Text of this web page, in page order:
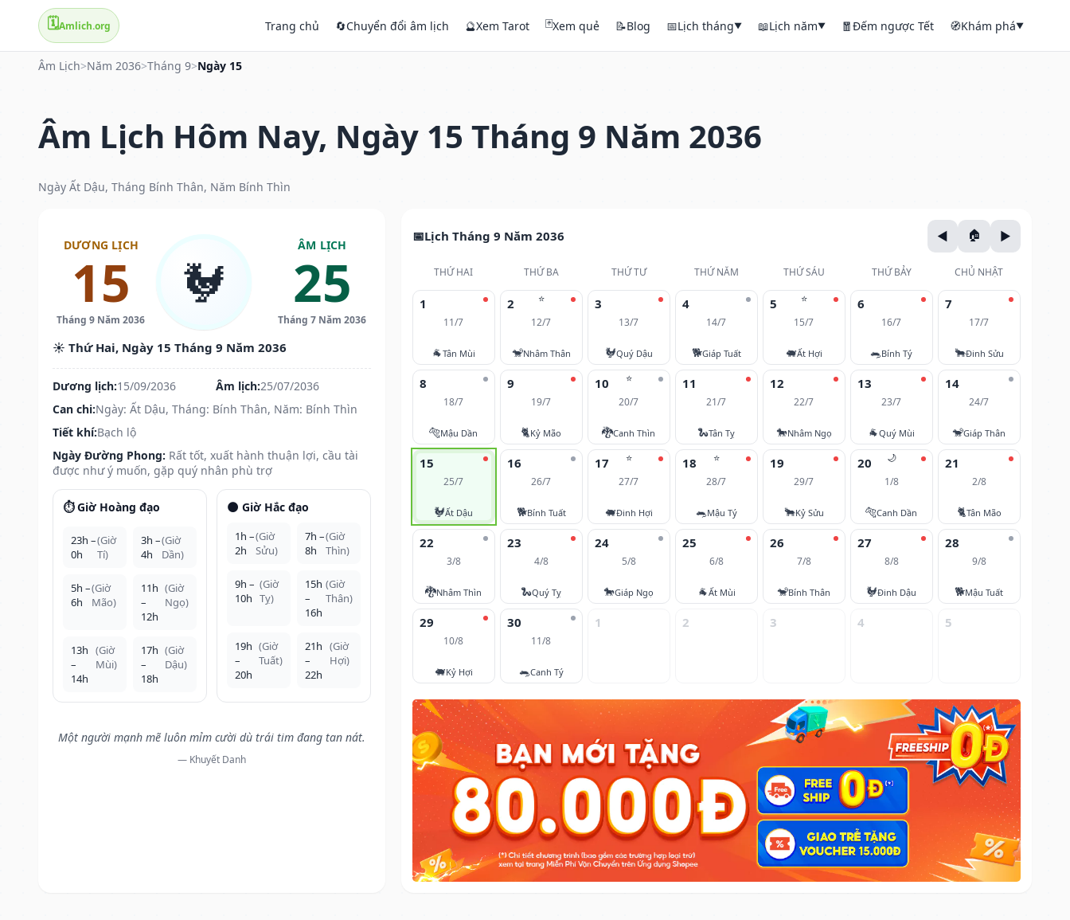
🗓️Amlich.org Trang chủ 🔄Chuyển đổi âm lịch 🔮Xem Tarot 🃏Xem quẻ 📝Blog 📅Lịch tháng▼ 📖Lịch năm▼ 🧧Đếm ngược Tết 🧭Khám phá▼
Âm Lịch>Năm 2036>Tháng 9>Ngày 15
Âm Lịch Hôm Nay, Ngày 15 Tháng 9 Năm 2036
Ngày Ất Dậu, Tháng Bính Thân, Năm Bính Thìn
DƯƠNG LỊCH
15
Tháng 9 Năm 2036
🐓
ÂM LỊCH
25
Tháng 7 Năm 2036
☀️ Thứ Hai, Ngày 15 Tháng 9 Năm 2036
Dương lịch:15/09/2036 Âm lịch:25/07/2036
Can chi:Ngày: Ất Dậu, Tháng: Bính Thân, Năm: Bính Thìn
Tiết khí:Bạch lộ
Ngày Đường Phong: Rất tốt, xuất hành thuận lợi, cầu tài
được như ý muốn, gặp quý nhân phù trợ
⏱️ Giờ Hoàng đạo
23h –
0h
(Giờ
Tí)
3h –
4h
(Giờ
Dần)
5h –
6h
(Giờ
Mão)
11h
–
12h
(Giờ
Ngọ)
13h
–
14h
(Giờ
Mùi)
17h
–
18h
(Giờ
Dậu)
🌑 Giờ Hắc đạo
1h –
2h
(Giờ
Sửu)
7h –
8h
(Giờ
Thìn)
9h –
10h
(Giờ
Tỵ)
15h
–
16h
(Giờ
Thân)
19h
–
20h
(Giờ
Tuất)
21h
–
22h
(Giờ
Hợi)
Một người mạnh mẽ luôn mỉm cười dù trái tim đang tan nát.
— Khuyết Danh
Lịch Tháng 9 Năm 2036
THỨ HAI THỨ BA THỨ TƯ THỨ NĂM THỨ SÁU THỨ BẢY CHỦ NHẬT
1
11/7
🐐Tân Mùi
⭐
2
12/7
🐒Nhâm Thân
3
13/7
🐓Quý Dậu
4
14/7
🐕Giáp Tuất
⭐
5
15/7
🐖Ất Hợi
6
16/7
🐀Bính Tý
7
17/7
🐂Đinh Sửu
8
18/7
🐅Mậu Dần
9
19/7
🐈Kỷ Mão
⭐
10
20/7
🐉Canh Thìn
11
21/7
🐍Tân Tỵ
12
22/7
🐎Nhâm Ngọ
13
23/7
🐐Quý Mùi
14
24/7
🐒Giáp Thân
15
25/7
🐓Ất Dậu
16
26/7
🐕Bính Tuất
⭐
17
27/7
🐖Đinh Hợi
⭐
18
28/7
🐀Mậu Tý
19
29/7
🐂Kỷ Sửu
🌙
20
1/8
🐅Canh Dần
21
2/8
🐈Tân Mão
22
3/8
🐉Nhâm Thìn
23
4/8
🐍Quý Tỵ
24
5/8
🐎Giáp Ngọ
25
6/8
🐐Ất Mùi
26
7/8
🐒Bính Thân
27
8/8
🐓Đinh Dậu
28
9/8
🐕Mậu Tuất
29
10/8
🐖Kỷ Hợi
30
11/8
🐀Canh Tý
1 2 3 4 5